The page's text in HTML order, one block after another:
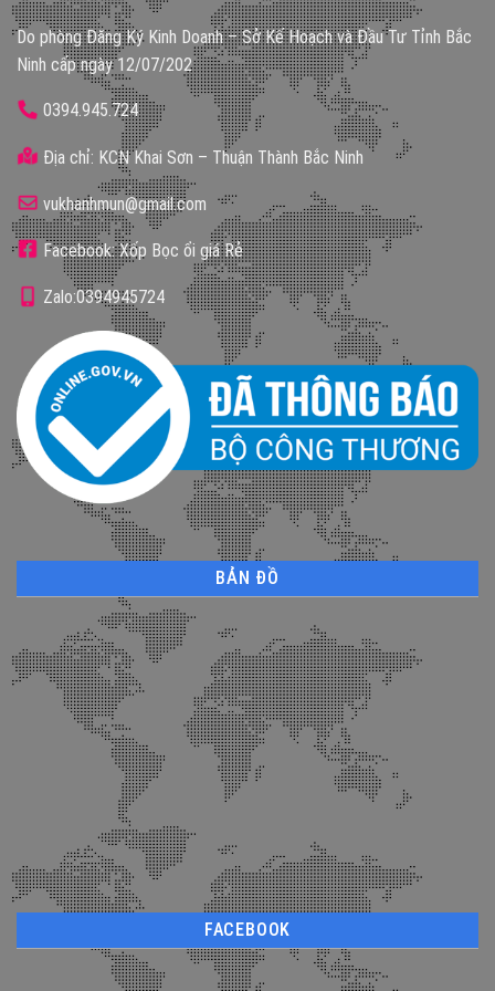
Do phòng Đăng Ký Kinh Doanh – Sở Kế Hoạch và Đầu Tư Tỉnh Bắc
Ninh cấp ngày 12/07/202
0394.945.724
Địa chỉ: KCN Khai Sơn – Thuận Thành Bắc Ninh
vukhanhmun@gmail.com
Facebook: Xốp Bọc ổi giá Rẻ
Zalo:0394945724
BẢN ĐỒ
FACEBOOK